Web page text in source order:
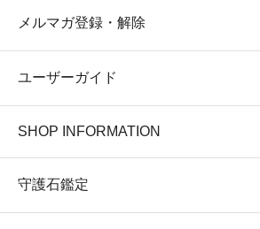
メルマガ登録・解除
ユーザーガイド
SHOP INFORMATION
守護石鑑定